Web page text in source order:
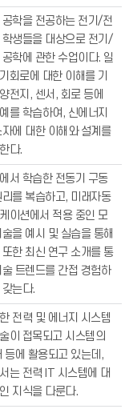
공학을 전공하는 전기/전
학생들을 대상으로 전기/
학에 관한 수업이다. 일
회로에 대한 이해를 기
전지, 센서, 회로 등에
를 학습하여, 신에너지
에 대한 이해와 설계를
다.
서 학습한 전동기 구동
를 복습하고, 미래자동
이션에서 적용 중인 모
을 예시 및 실습을 통해
한 최신 연구 소개를 통
트렌드를 간접 경험하
는다.
전력 및 에너지 시스템
이 접목되고 시스템의
등에 활용되고 있는데,
는 전력 IT 시스템에 대
지식을 다룬다.